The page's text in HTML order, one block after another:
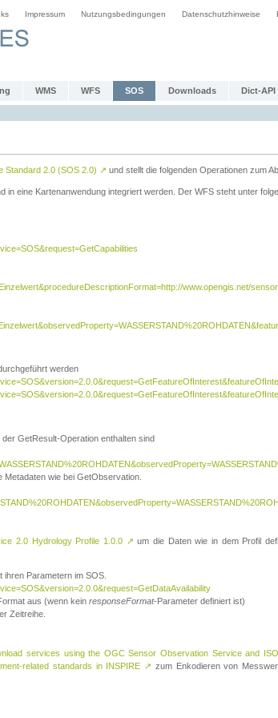
Impressum Nutzungsbedingungen Datenschutzhinweise
WMS WFS SOS Downloads Dict-API
Standard 2.0 (SOS 2.0) ↗ und stellt die folgenden Operationen zum
eine Kartenanwendung integriert werden. Der WFS steht unter
www.opengis.net/
werden
GetResult-Operation enthalten sind
wie bei GetObservation.
2.0 Hydrology Profile 1.0.0 ↗ um die Daten wie in dem Profil
ihren Parametern im SOS.
aus (wenn kein responseFormat-Parameter definiert ist)
Zeitreihe.
services using the OGC Sensor Observation Service and
related standards in INSPIRE ↗ zum Enkodieren von